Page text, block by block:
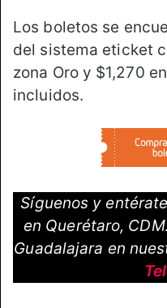
Los boletos se
del sistema eticket
zona Oro y $1,270
incluidos.
Síguenos y
en Querétaro,
Guadalajara en